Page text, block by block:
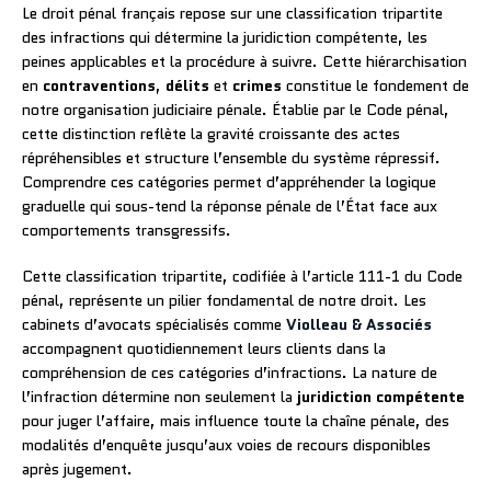
Le droit pénal français repose sur une classification tripartite
des infractions qui détermine la juridiction compétente, les
peines applicables et la procédure à suivre. Cette hiérarchisation
en contraventions, délits et crimes constitue le fondement de
notre organisation judiciaire pénale. Établie par le Code pénal,
cette distinction reflète la gravité croissante des actes
répréhensibles et structure l’ensemble du système répressif.
Comprendre ces catégories permet d’appréhender la logique
graduelle qui sous-tend la réponse pénale de l’État face aux
comportements transgressifs.
Cette classification tripartite, codifiée à l’article 111-1 du Code
pénal, représente un pilier fondamental de notre droit. Les
cabinets d’avocats spécialisés comme Violleau & Associés
accompagnent quotidiennement leurs clients dans la
compréhension de ces catégories d’infractions. La nature de
l’infraction détermine non seulement la juridiction compétente
pour juger l’affaire, mais influence toute la chaîne pénale, des
modalités d’enquête jusqu’aux voies de recours disponibles
après jugement.